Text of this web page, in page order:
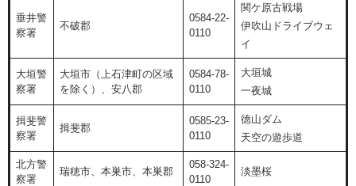
垂井警
察署
不破郡
0584-22-
0110
関ケ原古戦場
伊吹山ドライブウェ
イ
大垣警
察署
大垣市（上石津町の区域
を除く）、安八郡
0584-78-
0110
大垣城
一夜城
揖斐警
察署
揖斐郡
0585-23-
0110
徳山ダム
天空の遊歩道
北方警
察署
瑞穂市、本巣市、本巣郡
058-324-
0110
淡墨桜